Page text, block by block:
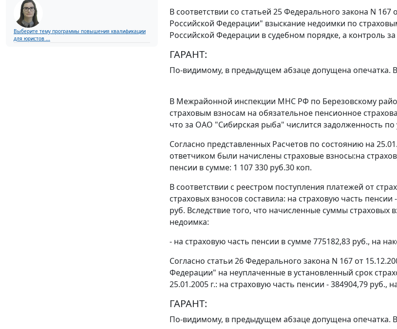
Выберите тему программы повышения квалификации
для юристов ...
В соответствии со статьей 25Федерального закона N 167
Российской Федерации" взыскание недоимки по
Российской Федерации в судебном порядке, а контроль
ГАРАНТ:
По-видимому, в предыдущем абзаце допущена опечатка.
В Межрайонной инспекции МНС РФ по Березовскому
страховым взносам на обязательное пенсионное
что за ОАО "Сибирская рыба" числится задолженность
Согласно представленных Расчетов по состоянию на
ответчиком были начислены страховые взносы:на
пенсии в сумме: 1 107 330 руб.30 коп.
В соответствии с реестром поступления платежей от
страховых взносов составила: на страховую часть
руб. Вследствие того, что начисленные суммы
недоимка:
- на страховую часть пенсии в сумме 775182,83 руб., на
Согласно статьи 26Федерального закона N 167 от
Федерации" на неуплаченные в установленный срок
25.01.2005 г.: на страховую часть пенсии - 384904,79 руб.,
ГАРАНТ:
По-видимому, в предыдущем абзаце допущена опечатка.